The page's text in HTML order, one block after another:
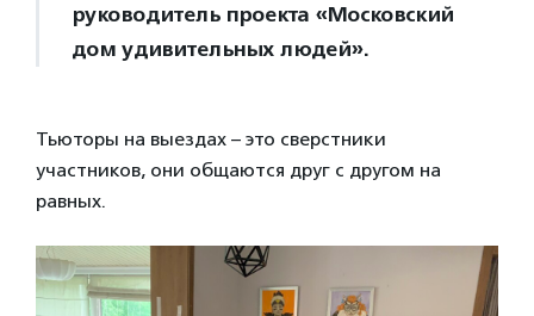
руководитель проекта «Московский
дом удивительных людей».
Тьюторы на выездах – это сверстники
участников, они общаются друг с другом на
равных.